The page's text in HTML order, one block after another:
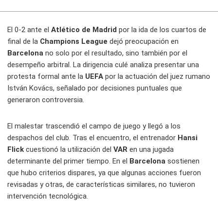
El 0-2 ante el Atlético de Madrid por la ida de los cuartos de
final de la Champions League dejó preocupación en
Barcelona no solo por el resultado, sino también por el
desempeño arbitral. La dirigencia culé analiza presentar una
protesta formal ante la UEFA por la actuación del juez rumano
István Kovács, señalado por decisiones puntuales que
generaron controversia.
El malestar trascendió el campo de juego y llegó a los
despachos del club. Tras el encuentro, el entrenador Hansi
Flick cuestionó la utilización del VAR en una jugada
determinante del primer tiempo. En el Barcelona sostienen
que hubo criterios dispares, ya que algunas acciones fueron
revisadas y otras, de características similares, no tuvieron
intervención tecnológica.